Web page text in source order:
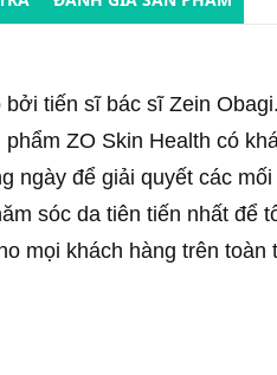
tiến sĩ bác sĩ Zein
ZO Skin Health có
để giải quyết các
sóc da tiên tiến nhất để
mọi khách hàng trên